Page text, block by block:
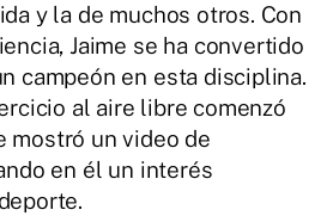
y la de muchos otros. Con
Jaime se ha convertido
campeón en esta disciplina.
al aire libre comenzó
mostró un video de
en él un interés